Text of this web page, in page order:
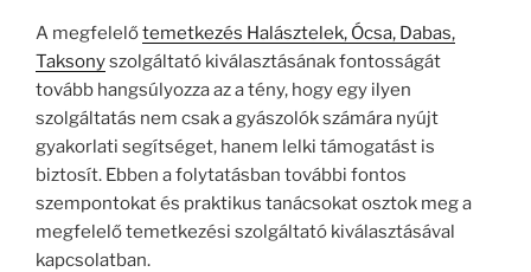
A megfelelőtemetkezés Halásztelek, Ócsa, Dabas,
Taksonyszolgáltató kiválasztásának fontosságát
tovább hangsúlyozza az a tény, hogy egy ilyen
szolgáltatás nem csak a gyászolók számára nyújt
gyakorlati segítséget, hanem lelki támogatást is
biztosít. Ebben a folytatásban további fontos
szempontokat és praktikus tanácsokat osztok meg a
megfelelő temetkezési szolgáltató kiválasztásával
kapcsolatban.